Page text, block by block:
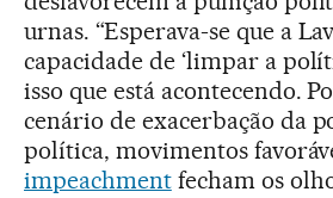
urnas. “Esperava-se que a
capacidade de ‘limpar a
isso que está acontecendo.
cenário de exacerbação da
política, movimentos
impeachmentfecham os